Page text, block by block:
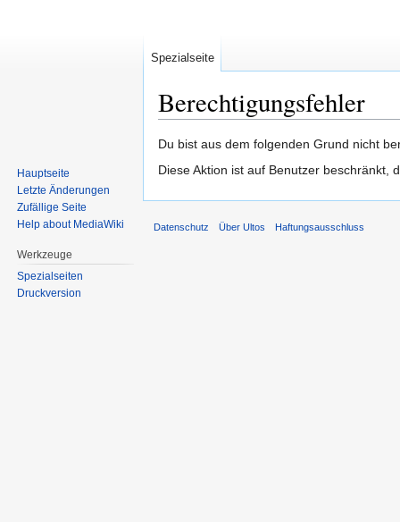
Berechtigungsfehler
Zur
Navigation
Zur
Suche
Du bist aus dem folgenden Grund nicht
Diese Aktion ist auf Benutzer beschränkt,
Spezialseite
Hauptseite
Letzte Änderungen
Zufällige Seite
Help about MediaWiki
Werkzeuge
Spezialseiten
Druckversion
Datenschutz Über Ultos Haftungsausschluss